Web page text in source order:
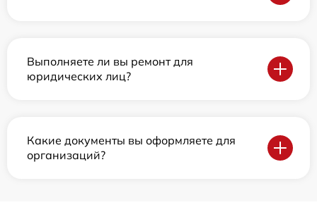
Выполняете ли вы ремонт для
юридических лиц?
Какие документы вы оформляете для
организаций?